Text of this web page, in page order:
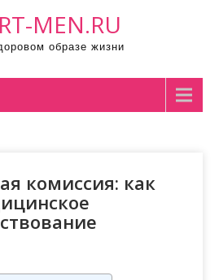
MEN.RU
образе жизни
комиссия: как